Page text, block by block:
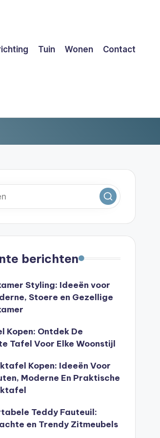
Tuin Wonen Contact
berichten
Styling: Ideeën voor
Stoere en Gezellige
Kopen: Ontdek De
Tafel Voor Elke Woonstijl
Kopen: Ideeën Voor
Moderne En Praktische
Teddy Fauteuil:
en Trendy Zitmeubels